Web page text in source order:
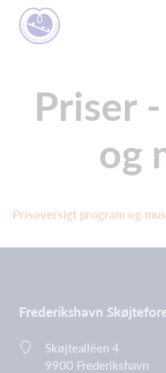
Priser
og
Prisoversigt program og
Frederikshavn
Skøjtealléen 4
9900 Frederikshavn